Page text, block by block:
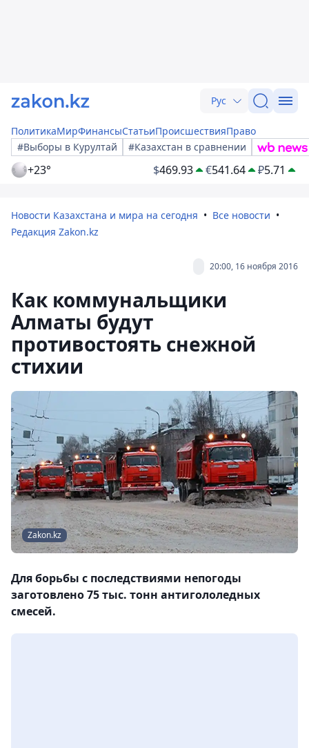
Рус
ПолитикаМирФинансыСтатьиПроисшествияПраво
#Выборы в Курултай
#Казахстан в сравнении
+23° $469.93 €541.64 ₽5.71
Новости Казахстана и мира на сегодня
Все новости
Редакция Zakon.kz
20:00, 16 ноября 2016
Как коммунальщики
Алматы будут
противостоять снежной
стихии
Zakon.kz
Для борьбы с последствиями непогоды
заготовлено 75 тыс. тонн антигололедных
смесей.